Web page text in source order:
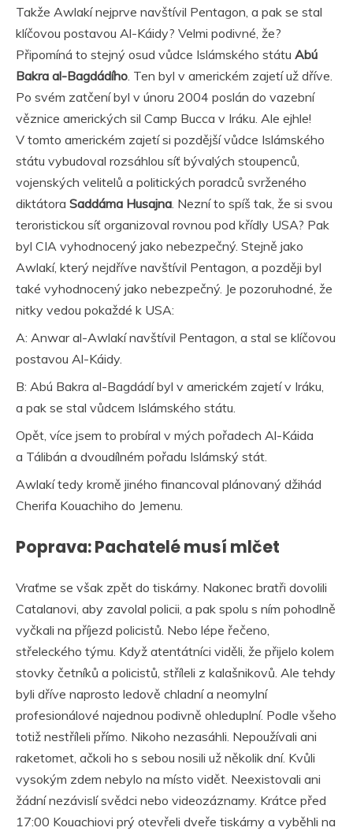
Takže Awlakí nejprve navštívil Pentagon, a pak se stal
klíčovou postavou Al-Káidy? Velmi podivné, že?
Připomíná to stejný osud vůdce Islámského státu Abú
Bakra al-Bagdádího. Ten byl v americkém zajetí už dříve.
Po svém zatčení byl v únoru 2004 poslán do vazební
věznice amerických sil Camp Bucca v Iráku. Ale ejhle!
V tomto americkém zajetí si pozdější vůdce Islámského
státu vybudoval rozsáhlou síť bývalých stoupenců,
vojenských velitelů a politických poradců svrženého
diktátora Saddáma Husajna. Nezní to spíš tak, že si svou
teroristickou síť organizoval rovnou pod křídly USA? Pak
byl CIA vyhodnocený jako nebezpečný. Stejně jako
Awlakí, který nejdříve navštívil Pentagon, a později byl
také vyhodnocený jako nebezpečný. Je pozoruhodné, že
nitky vedou pokaždé k USA:
A: Anwar al-Awlakí navštívil Pentagon, a stal se klíčovou
postavou Al-Káidy.
B: Abú Bakra al-Bagdádí byl v americkém zajetí v Iráku,
a pak se stal vůdcem Islámského státu.
Opět, více jsem to probíral v mých pořadech Al-Káida
a Tálibán a dvoudílném pořadu Islámský stát.
Awlakí tedy kromě jiného financoval plánovaný džihád
Cherifa Kouachiho do Jemenu.
Poprava: Pachatelé musí mlčet
Vraťme se však zpět do tiskárny. Nakonec bratři dovolili
Catalanovi, aby zavolal policii, a pak spolu s ním pohodlně
vyčkali na příjezd policistů. Nebo lépe řečeno,
střeleckého týmu. Když atentátníci viděli, že přijelo kolem
stovky četníků a policistů, stříleli z kalašnikovů. Ale tehdy
byli dříve naprosto ledově chladní a neomylní
profesionálové najednou podivně ohleduplní. Podle všeho
totiž nestříleli přímo. Nikoho nezasáhli. Nepoužívali ani
raketomet, ačkoli ho s sebou nosili už několik dní. Kvůli
vysokým zdem nebylo na místo vidět. Neexistovali ani
žádní nezávislí svědci nebo videozáznamy. Krátce před
17:00 Kouachiovi prý otevřeli dveře tiskárny a vyběhli na